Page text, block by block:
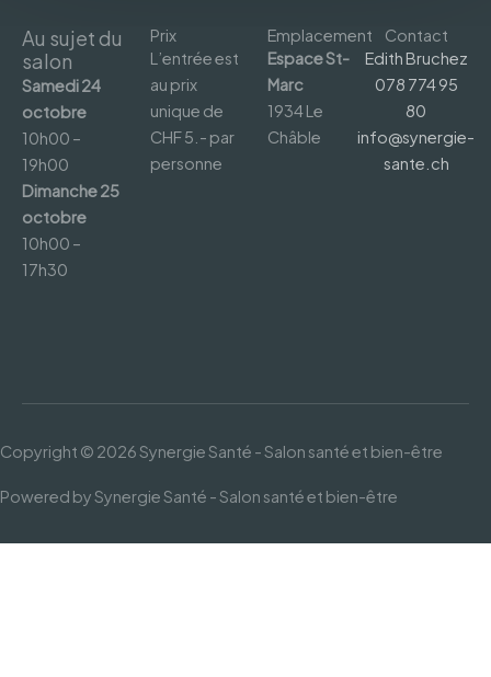
Au sujet du
salon
Samedi 24
octobre
10h00 –
19h00
Dimanche 25
octobre
10h00 –
17h30
Prix
L’entrée est
au prix
unique de
CHF 5.- par
personne
Emplacement
Espace St-
Marc
1934 Le
Châble
Contact
Edith Bruchez
078 774 95
80
info@synergie-
sante.ch
Copyright © 2026Synergie Santé - Salon santé et bien-être
Powered bySynergie Santé - Salon santé et bien-être